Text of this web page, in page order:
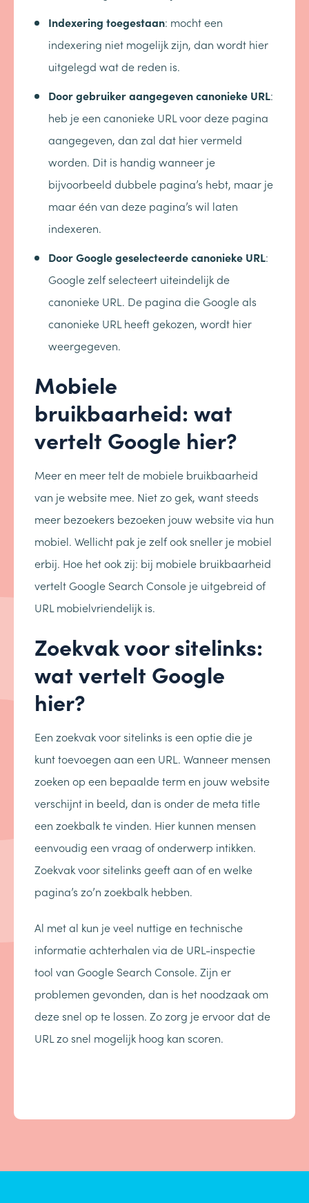
Indexering toegestaan: mocht een
indexering niet mogelijk zijn, dan wordt hier
uitgelegd wat de reden is.
Door gebruiker aangegeven canonieke URL:
heb je een canonieke URL voor deze pagina
aangegeven, dan zal dat hier vermeld
worden. Dit is handig wanneer je
bijvoorbeeld dubbele pagina’s hebt, maar je
maar één van deze pagina’s wil laten
indexeren.
Door Google geselecteerde canonieke URL:
Google zelf selecteert uiteindelijk de
canonieke URL. De pagina die Google als
canonieke URL heeft gekozen, wordt hier
weergegeven.
Mobiele
bruikbaarheid: wat
vertelt Google hier?
Meer en meer telt de mobiele bruikbaarheid
van je website mee. Niet zo gek, want steeds
meer bezoekers bezoeken jouw website via hun
mobiel. Wellicht pak je zelf ook sneller je mobiel
erbij. Hoe het ook zij: bij mobiele bruikbaarheid
vertelt Google Search Console je uitgebreid of
URL mobielvriendelijk is.
Zoekvak voor sitelinks:
wat vertelt Google
hier?
Een zoekvak voor sitelinks is een optie die je
kunt toevoegen aan een URL. Wanneer mensen
zoeken op een bepaalde term en jouw website
verschijnt in beeld, dan is onder de meta title
een zoekbalk te vinden. Hier kunnen mensen
eenvoudig een vraag of onderwerp intikken.
Zoekvak voor sitelinks geeft aan of en welke
pagina’s zo’n zoekbalk hebben.
Al met al kun je veel nuttige en technische
informatie achterhalen via de URL-inspectie
tool van Google Search Console. Zijn er
problemen gevonden, dan is het noodzaak om
deze snel op te lossen. Zo zorg je ervoor dat de
URL zo snel mogelijk hoog kan scoren.